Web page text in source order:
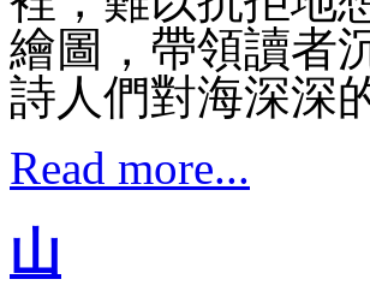
繪圖，帶領讀者
詩人們對海深深
Read more...
山